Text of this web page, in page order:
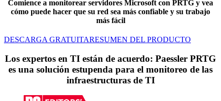
Comience a monitorear servidores Microsoft con PRTG y vea
cómo puede hacer que su red sea más confiable y su trabajo
más fácil
DESCARGA GRATUITARESUMEN DEL PRODUCTO
Los expertos en TI están de acuerdo: Paessler PRTG
es una solución estupenda para el monitoreo de las
infraestructuras de TI